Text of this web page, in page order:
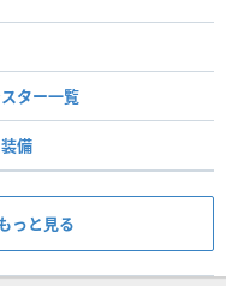
ター一覧
備
っと見る